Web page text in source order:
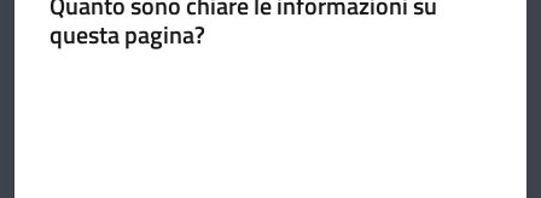
questa pagina?